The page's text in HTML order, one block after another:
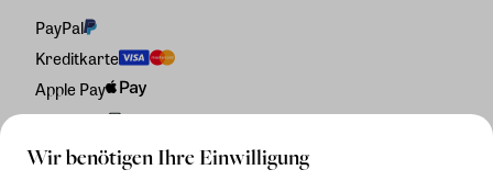
Wir benötigen Ihre Einwilligung
PayPal
Kreditkarte
Apple Pay
Rechnung